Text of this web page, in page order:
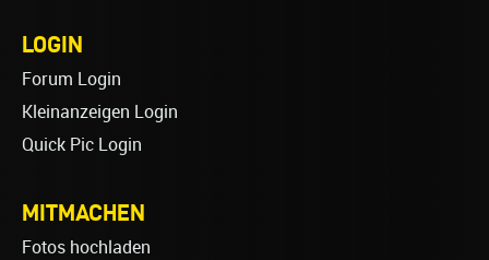
LOGIN
Forum Login
Kleinanzeigen Login
Quick Pic Login
MITMACHEN
Fotos hochladen